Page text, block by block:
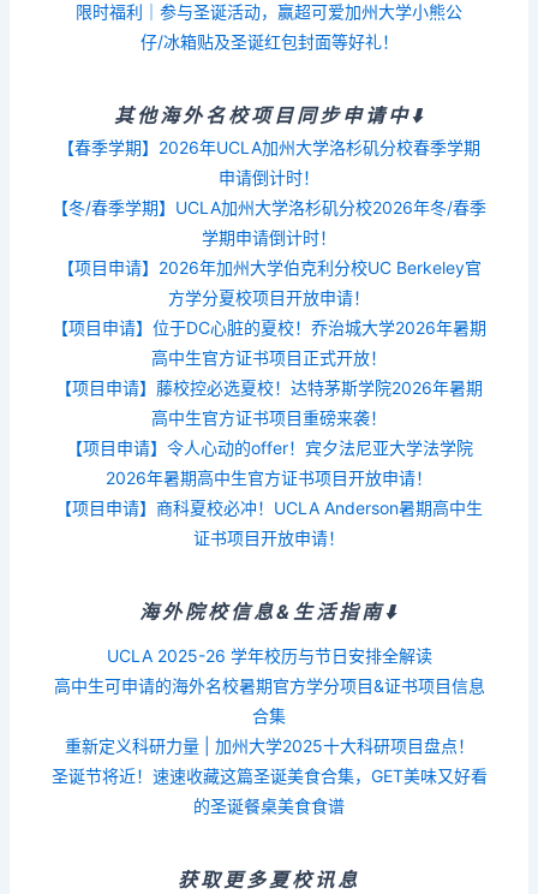
限时福利｜参与圣诞活动，赢超可爱加州大学小熊公
仔/冰箱贴及圣诞红包封面等好礼！
其他海外名校项目同步申请中⬇️
【春季学期】2026年UCLA加州大学洛杉矶分校春季学期
申请倒计时！
【冬/春季学期】UCLA加州大学洛杉矶分校2026年冬/春季
学期申请倒计时！
【项目申请】2026年加州大学伯克利分校UC Berkeley官
方学分夏校项目开放申请！
【项目申请】位于DC心脏的夏校！乔治城大学2026年暑期
高中生官方证书项目正式开放！
【项目申请】藤校控必选夏校！达特茅斯学院2026年暑期
高中生官方证书项目重磅来袭！
【项目申请】令人心动的offer！宾夕法尼亚大学法学院
2026年暑期高中生官方证书项目开放申请！
【项目申请】商科夏校必冲！UCLA Anderson暑期高中生
证书项目开放申请！
海外院校信息&生活指南⬇️
UCLA 2025-26 学年校历与节日安排全解读
高中生可申请的海外名校暑期官方学分项目&证书项目信息
合集
重新定义科研力量 | 加州大学2025十大科研项目盘点！
圣诞节将近！速速收藏这篇圣诞美食合集，GET美味又好看
的圣诞餐桌美食食谱
获取更多夏校讯息